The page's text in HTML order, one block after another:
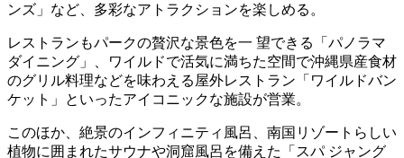
ンズ」など、多彩なアトラクションを楽しめる。
レストランもパークの贅沢な景色を一 望できる「パノラマ
ダイニング」、ワイルドで活気に満ちた空間で沖縄県産食材
のグリル料理などを味わえる屋外レストラン「ワイルドバン
ケット」といったアイコニックな施設が営業。
このほか、絶景のインフィニティ風呂、南国リゾートらしい
植物に囲まれたサウナや洞窟風呂を備えた「スパ ジャング